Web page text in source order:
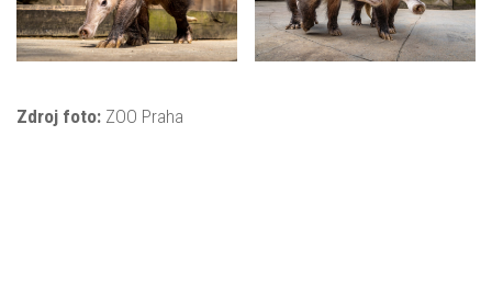
Zdroj foto: ZOO Praha